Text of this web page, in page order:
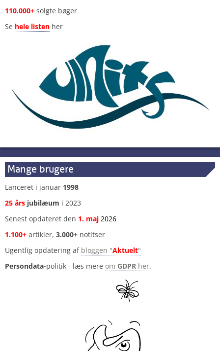
110.000+ solgte bøger
Se hele listen her
Mange brugere
Lanceret i januar 1998
25 års jubilæum i 2023
Senest opdateret den 1. maj 2026
1.100+ artikler, 3.000+ notitser
Ugentlig opdatering af bloggen "Aktuelt"
Persondata-politik - læs mere om GDPR her.